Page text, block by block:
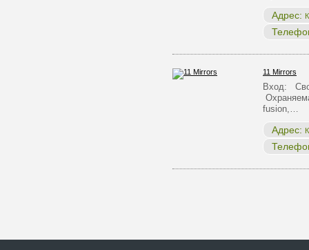
Адрес:
11 Mirrors
Вход:
fusion,…
Адрес: